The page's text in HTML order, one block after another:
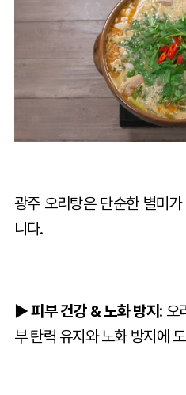
광주 오리탕은 단순한 별미
니다.
► 피부 건강 & 노화 방지 : 오
부 탄력 유지와 노화 방지에